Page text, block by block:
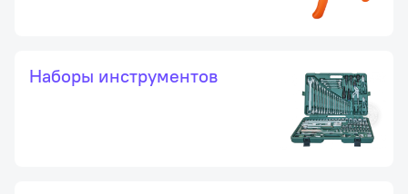
Наборы инструментов